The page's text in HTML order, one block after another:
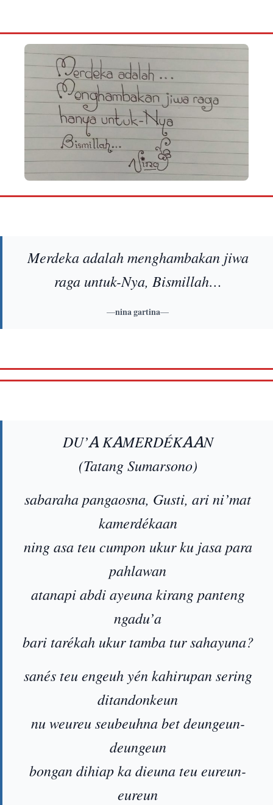
Merdeka adalah menghambakan jiwa
raga untuk-Nya, Bismillah…
—nina gartina—
DU’A KAMERDÉKAAN
(Tatang Sumarsono)
sabaraha pangaosna, Gusti, ari ni’mat
kamerdékaan
ning asa teu cumpon ukur ku jasa para
pahlawan
atanapi abdi ayeuna kirang panteng
ngadu’a
bari tarékah ukur tamba tur sahayuna?
sanés teu engeuh yén kahirupan sering
ditandonkeun
nu weureu seubeuhna bet deungeun-
deungeun
bongan dihiap ka dieuna teu eureun-
eureun